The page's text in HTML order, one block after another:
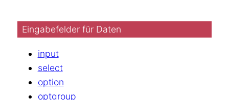
Eingabefelder für Daten
input
select
option
optgroup